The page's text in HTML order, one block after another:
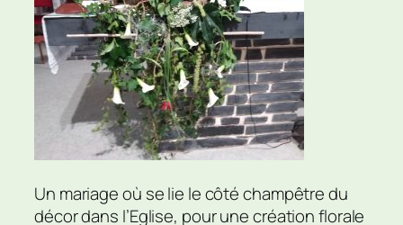
Un mariage où se lie le côté champêtre du
décor dans l’Eglise, pour une création florale